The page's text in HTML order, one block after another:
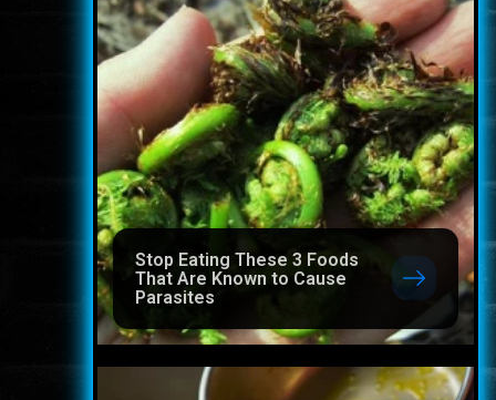
Stop Eating These 3 Foods
That Are Known to Cause
Parasites